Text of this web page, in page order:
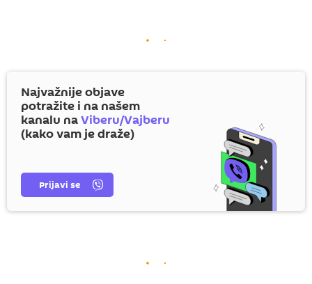
Najvažnije objave
potražite i na našem
kanalu naViberu/Vajberu
(kako vam je draže)
Prijavi se